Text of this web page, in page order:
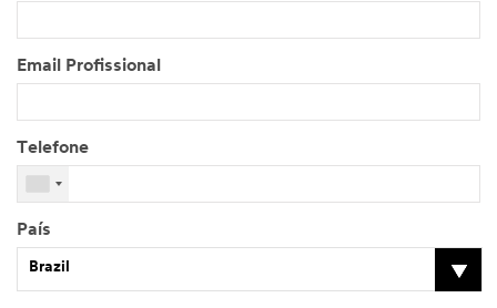
Email Profissional
Telefone
País
Brazil